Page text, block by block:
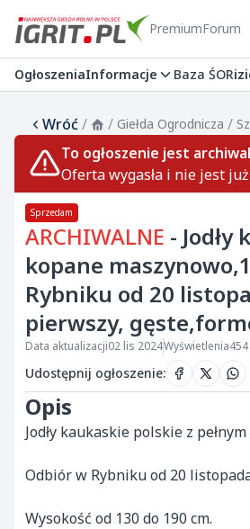
PremiumForum
OgłoszeniaInformacje Baza ŚOR
Wróć/ / Giełda Ogrodnicza /
To ogłoszenie jest
Oferta wygasła i nie jest
Sprzedam
ARCHIWALNE -
kopane
Rybniku od 20
pierwszy,
Data aktualizacji02 lis 2024Wyświetlenia454
Udostępnij ogłoszenie:
Opis
Jodły kaukaskie polskie z
Odbiór w Rybniku od 20
Wysokość od 130 do 190 cm.